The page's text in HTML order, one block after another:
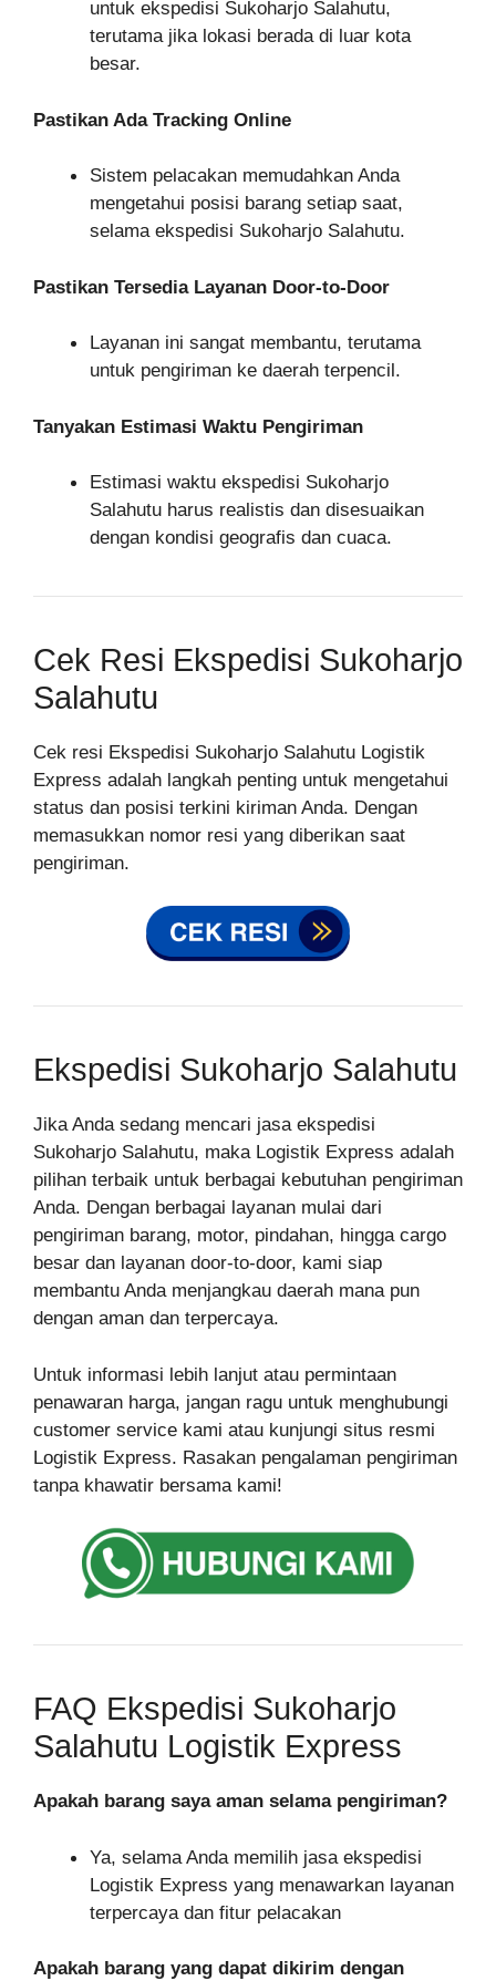
untuk ekspedisi Sukoharjo Salahutu,
terutama jika lokasi berada di luar kota
besar.
Pastikan Ada Tracking Online
Sistem pelacakan memudahkan Anda
mengetahui posisi barang setiap saat,
selama ekspedisi Sukoharjo Salahutu.
Pastikan Tersedia Layanan Door-to-Door
Layanan ini sangat membantu, terutama
untuk pengiriman ke daerah terpencil.
Tanyakan Estimasi Waktu Pengiriman
Estimasi waktu ekspedisi Sukoharjo
Salahutu harus realistis dan disesuaikan
dengan kondisi geografis dan cuaca.
Cek Resi Ekspedisi Sukoharjo
Salahutu
Cek resi Ekspedisi Sukoharjo Salahutu Logistik
Express adalah langkah penting untuk mengetahui
status dan posisi terkini kiriman Anda. Dengan
memasukkan nomor resi yang diberikan saat
pengiriman.
Ekspedisi Sukoharjo Salahutu
Jika Anda sedang mencari jasa ekspedisi
Sukoharjo Salahutu, maka Logistik Express adalah
pilihan terbaik untuk berbagai kebutuhan pengiriman
Anda. Dengan berbagai layanan mulai dari
pengiriman barang, motor, pindahan, hingga cargo
besar dan layanan door-to-door, kami siap
membantu Anda menjangkau daerah mana pun
dengan aman dan terpercaya.
Untuk informasi lebih lanjut atau permintaan
penawaran harga, jangan ragu untuk menghubungi
customer service kami atau kunjungi situs resmi
Logistik Express. Rasakan pengalaman pengiriman
tanpa khawatir bersama kami!
FAQ Ekspedisi Sukoharjo
Salahutu Logistik Express
Apakah barang saya aman selama pengiriman?
Ya, selama Anda memilih jasa ekspedisi
Logistik Express yang menawarkan layanan
terpercaya dan fitur pelacakan
Apakah barang yang dapat dikirim dengan